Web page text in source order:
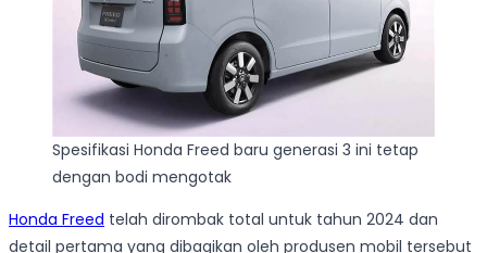
Spesifikasi Honda Freed baru generasi 3 ini tetap
dengan bodi mengotak
Honda Freed telah dirombak total untuk tahun 2024 dan
detail pertama yang dibagikan oleh produsen mobil tersebut